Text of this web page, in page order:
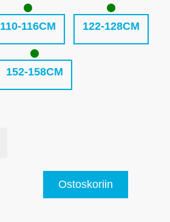
110-116CM 122-128CM
152-158CM
Ostoskoriin